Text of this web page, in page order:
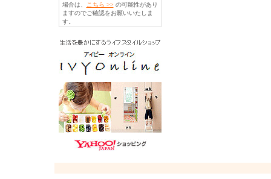
場合は、
こちら >> の可能性があり
ますのでご確認をお願いいたしま
す。